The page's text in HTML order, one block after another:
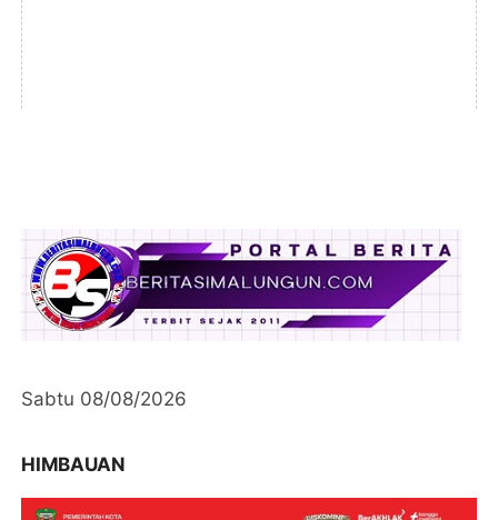
Sabtu 08/08/2026
HIMBAUAN